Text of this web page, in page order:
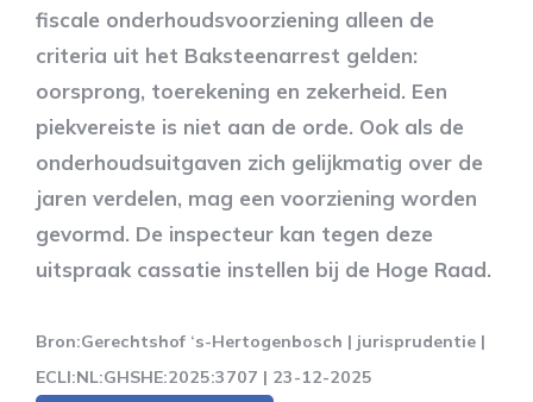
fiscale onderhoudsvoorziening alleen de
criteria uit het Baksteenarrest gelden:
oorsprong, toerekening en zekerheid. Een
piekvereiste is niet aan de orde. Ook als de
onderhoudsuitgaven zich gelijkmatig over de
jaren verdelen, mag een voorziening worden
gevormd. De inspecteur kan tegen deze
uitspraak cassatie instellen bij de Hoge Raad.
Bron:Gerechtshof ‘s-Hertogenbosch | jurisprudentie |
ECLI:NL:GHSHE:2025:3707 | 23-12-2025